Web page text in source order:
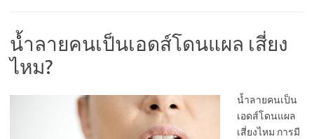
น้ำลายคนเป็นเอดส์โดนแผล เสี่ยง
ไหม?
น้ำลายคนเป็น
เอดส์โดนแผล
เสี่ยงไหม การมี